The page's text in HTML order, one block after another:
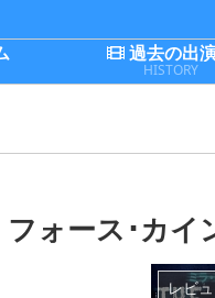
過去の出
HISTORY
ォース･カイ
レビ